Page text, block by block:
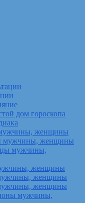
дом гороскопа
женщины
мужчины, женщины
мужчины,
женщины
женщины
женщины
мужчины,